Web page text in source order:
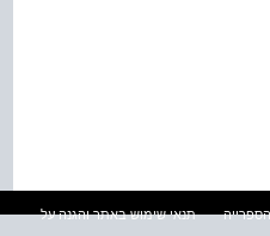
תנאי שימוש באתר והגנה על